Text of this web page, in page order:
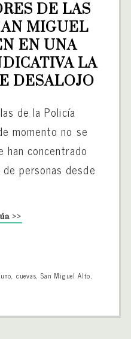
DE LAS
MIGUEL
EN UNA
LA
DESALOJO
de la Policía
momento no se
han concentrado
personas desde
>>
, cuevas, San Miguel Alto,